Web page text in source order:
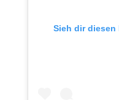
Sieh dir diesen